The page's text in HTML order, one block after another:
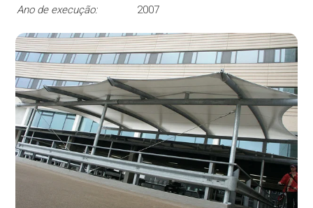
Ano de execução:
2007